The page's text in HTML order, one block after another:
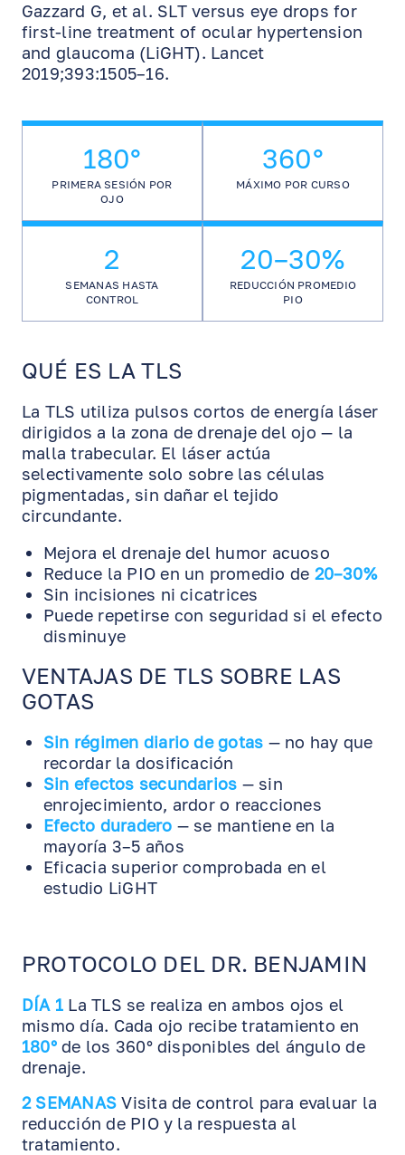
Gazzard G, et al. SLT versus eye drops for
first-line treatment of ocular hypertension
and glaucoma (LiGHT). Lancet
2019;393:1505–16.
180°
PRIMERA SESIÓN POR
OJO
360°
MÁXIMO POR CURSO
2
SEMANAS HASTA
CONTROL
20–30%
REDUCCIÓN PROMEDIO
PIO
QUÉ ES LA TLS
La TLS utiliza pulsos cortos de energía láser
dirigidos a la zona de drenaje del ojo — la
malla trabecular. El láser actúa
selectivamente solo sobre las células
pigmentadas, sin dañar el tejido
circundante.
Mejora el drenaje del humor acuoso
Reduce la PIO en un promedio de 20–30%
Sin incisiones ni cicatrices
Puede repetirse con seguridad si el efecto
disminuye
VENTAJAS DE TLS SOBRE LAS
GOTAS
Sin régimen diario de gotas — no hay que
recordar la dosificación
Sin efectos secundarios — sin
enrojecimiento, ardor o reacciones
Efecto duradero — se mantiene en la
mayoría 3–5 años
Eficacia superior comprobada en el
estudio LiGHT
PROTOCOLO DEL DR. BENJAMIN
DÍA 1 La TLS se realiza en ambos ojos el
mismo día. Cada ojo recibe tratamiento en
180°de los 360° disponibles del ángulo de
drenaje.
2 SEMANAS Visita de control para evaluar la
reducción de PIO y la respuesta al
tratamiento.